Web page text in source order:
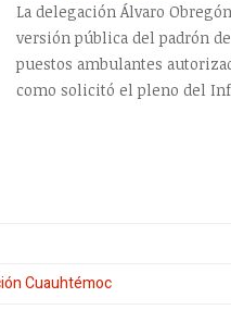
La delegación Álvaro
versión pública del padrón
puestos ambulantes
como solicitó el pleno del
Cuauhtémoc